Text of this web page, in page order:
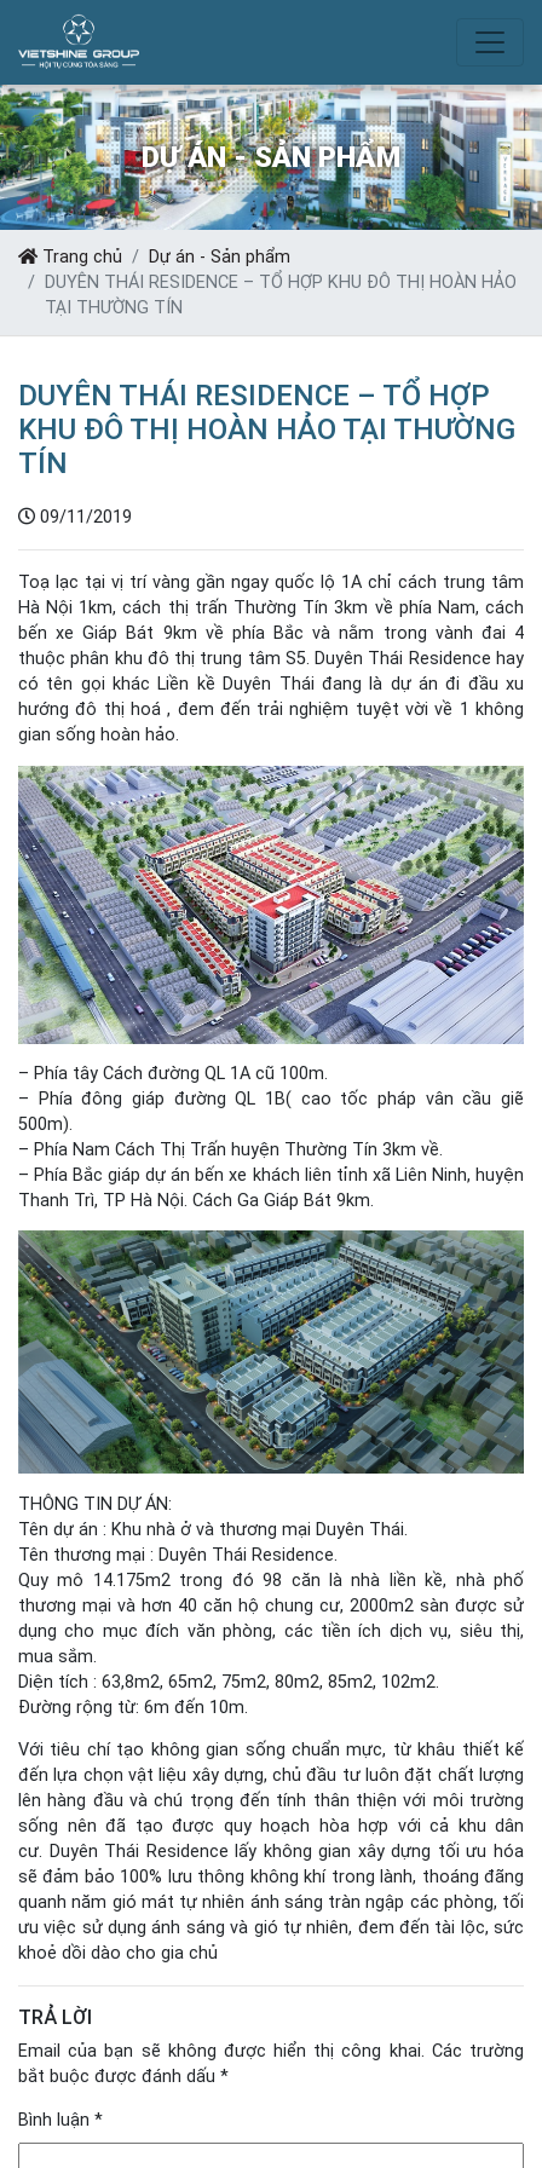
DỰ ÁN - SẢN PHẨM
Trang chủ
Dự án - Sản phẩm
DUYÊN THÁI RESIDENCE – TỔ HỢP KHU ĐÔ THỊ HOÀN HẢO
TẠI THƯỜNG TÍN
DUYÊN THÁI RESIDENCE – TỔ HỢP
KHU ĐÔ THỊ HOÀN HẢO TẠI THƯỜNG
TÍN
09/11/2019
Toạ lạc tại vị trí vàng gần ngay quốc lộ 1A chỉ cách trung tâm
Hà Nội 1km, cách thị trấn Thường Tín 3km về phía Nam, cách
bến xe Giáp Bát 9km về phía Bắc và nằm trong vành đai 4
thuộc phân khu đô thị trung tâm S5. Duyên Thái Residence hay
có tên gọi khác Liền kề Duyên Thái đang là dự án đi đầu xu
hướng đô thị hoá , đem đến trải nghiệm tuyệt vời về 1 không
gian sống hoàn hảo.
– Phía tây Cách đường QL 1A cũ 100m.
– Phía đông giáp đường QL 1B( cao tốc pháp vân cầu giẽ
500m).
– Phía Nam Cách Thị Trấn huyện Thường Tín 3km về.
– Phía Bắc giáp dự án bến xe khách liên tỉnh xã Liên Ninh, huyện
Thanh Trì, TP Hà Nội. Cách Ga Giáp Bát 9km.
THÔNG TIN DỰ ÁN:
Tên dự án : Khu nhà ở và thương mại Duyên Thái.
Tên thương mại : Duyên Thái Residence.
Quy mô 14.175m2 trong đó 98 căn là nhà liền kề, nhà phố
thương mại và hơn 40 căn hộ chung cư, 2000m2 sàn được sử
dụng cho mục đích văn phòng, các tiền ích dịch vụ, siêu thị,
mua sắm.
Diện tích : 63,8m2, 65m2, 75m2, 80m2, 85m2, 102m2.
Đường rộng từ: 6m đến 10m.
Với tiêu chí tạo không gian sống chuẩn mực, từ khâu thiết kế
đến lựa chọn vật liệu xây dựng, chủ đầu tư luôn đặt chất lượng
lên hàng đầu và chú trọng đến tính thân thiện với môi trường
sống nên đã tạo được quy hoạch hòa hợp với cả khu dân
cư. Duyên Thái Residence lấy không gian xây dựng tối ưu hóa
sẽ đảm bảo 100% lưu thông không khí trong lành, thoáng đãng
quanh năm gió mát tự nhiên ánh sáng tràn ngập các phòng, tối
ưu việc sử dụng ánh sáng và gió tự nhiên, đem đến tài lộc, sức
khoẻ dồi dào cho gia chủ
TRẢ LỜI
Email của bạn sẽ không được hiển thị công khai. Các trường
bắt buộc được đánh dấu *
Bình luận *